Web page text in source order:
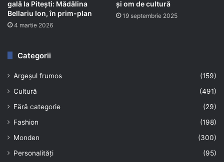
gală la Pitești: Mădălina
Bellariu Ion, în prim-plan
4 martie 2026
și om de cultură
19 septembrie 2025
Categorii
Argeșul frumos
(159)
Cultură
(491)
Fără categorie
(29)
Fashion
(198)
Monden
(300)
Personalități
(95)